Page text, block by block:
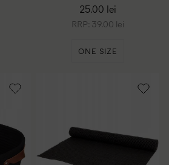
25.00 lei
RRP: 39.00 lei
ONE SIZE